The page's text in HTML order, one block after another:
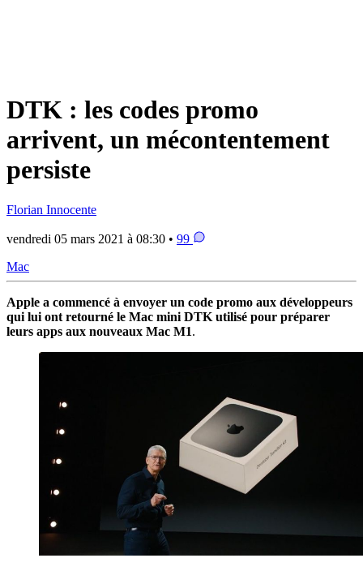
DTK : les codes promo
arrivent, un mécontentement
persiste
Florian Innocente
vendredi 05 mars 2021 à 08:30 • 99
Mac
Apple a commencé à envoyer un code promo aux développeurs
qui lui ont retourné le Mac mini DTK utilisé pour préparer
leurs apps aux nouveaux Mac M1.